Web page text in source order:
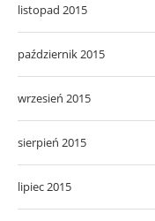
listopad 2015
październik 2015
wrzesień 2015
sierpień 2015
lipiec 2015